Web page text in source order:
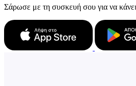
Σάρωσε με τη συσκευή σου για να